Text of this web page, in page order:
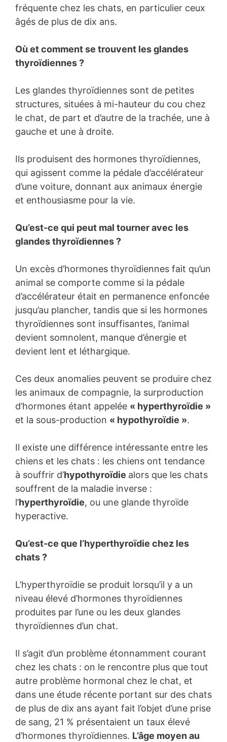
fréquente chez les chats, en particulier ceux
âgés de plus de dix ans.
Où et comment se trouvent les glandes
thyroïdiennes ?
Les glandes thyroïdiennes sont de petites
structures, situées à mi-hauteur du cou chez
le chat, de part et d’autre de la trachée, une à
gauche et une à droite.
Ils produisent des hormones thyroïdiennes,
qui agissent comme la pédale d’accélérateur
d’une voiture, donnant aux animaux énergie
et enthousiasme pour la vie.
Qu’est-ce qui peut mal tourner avec les
glandes thyroïdiennes ?
Un excès d’hormones thyroïdiennes fait qu’un
animal se comporte comme si la pédale
d’accélérateur était en permanence enfoncée
jusqu’au plancher, tandis que si les hormones
thyroïdiennes sont insuffisantes, l’animal
devient somnolent, manque d’énergie et
devient lent et léthargique.
Ces deux anomalies peuvent se produire chez
les animaux de compagnie, la surproduction
d’hormones étant appelée « hyperthyroïdie »
et la sous-production « hypothyroïdie ».
Il existe une différence intéressante entre les
chiens et les chats : les chiens ont tendance
à souffrir d’hypothyroïdie alors que les chats
souffrent de la maladie inverse :
l’hyperthyroïdie, ou une glande thyroïde
hyperactive.
Qu’est-ce que l’hyperthyroïdie chez les
chats ?
L’hyperthyroïdie se produit lorsqu’il y a un
niveau élevé d’hormones thyroïdiennes
produites par l’une ou les deux glandes
thyroïdiennes d’un chat.
Il s’agit d’un problème étonnamment courant
chez les chats : on le rencontre plus que tout
autre problème hormonal chez le chat, et
dans une étude récente portant sur des chats
de plus de dix ans ayant fait l’objet d’une prise
de sang, 21 % présentaient un taux élevé
d’hormones thyroïdiennes. L’âge moyen au